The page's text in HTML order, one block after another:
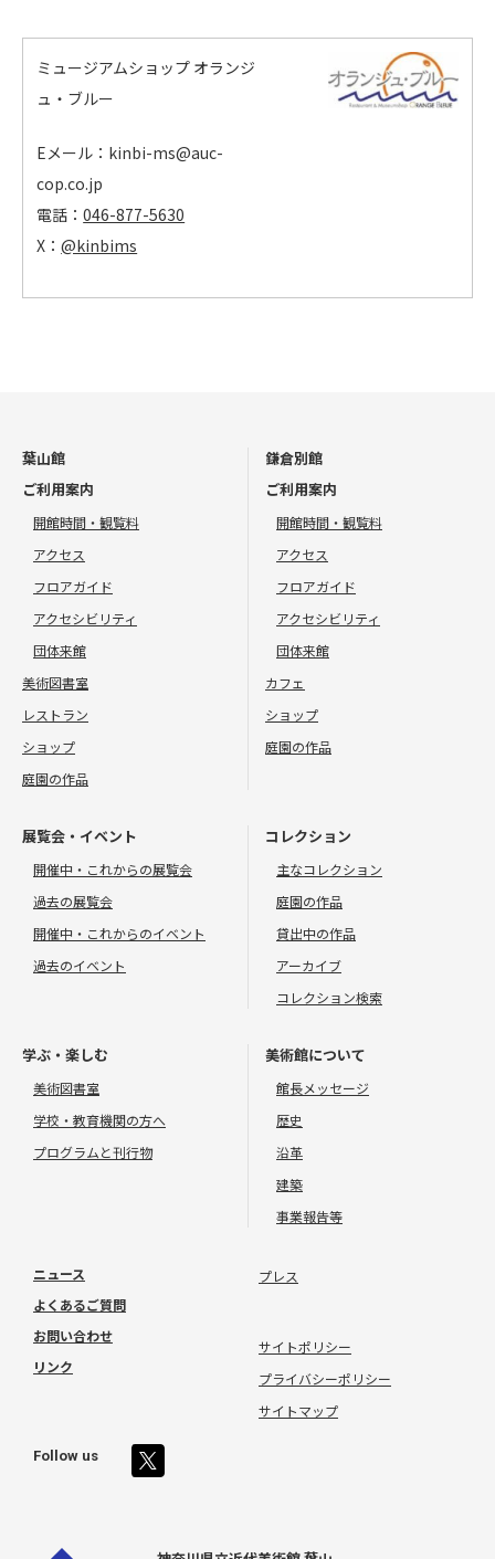
ミュージアムショップ オランジ
ュ・ブルー
Eメール：kinbi-ms@auc-
cop.co.jp
電話：046-877-5630
X：@kinbims
葉山館
ご利用案内
開館時間・観覧料
アクセス
フロアガイド
アクセシビリティ
団体来館
美術図書室
レストラン
ショップ
庭園の作品
鎌倉別館
ご利用案内
開館時間・観覧料
アクセス
フロアガイド
アクセシビリティ
団体来館
カフェ
ショップ
庭園の作品
展覧会・イベント
開催中・これからの展覧会
過去の展覧会
開催中・これからのイベント
過去のイベント
コレクション
主なコレクション
庭園の作品
貸出中の作品
アーカイブ
コレクション検索
学ぶ・楽しむ
美術図書室
学校・教育機関の方へ
プログラムと刊行物
美術館について
館長メッセージ
歴史
沿革
建築
事業報告等
ニュース
よくあるご質問
お問い合わせ
リンク
プレス
サイトポリシー
プライバシーポリシー
サイトマップ
Follow us